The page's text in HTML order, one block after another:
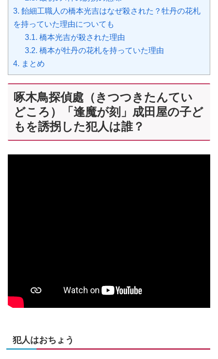
3. 飴細工職人の橋本光吉はなぜ殺された？牡丹の花札
を持っていた理由についても
3.1.
橋本光吉が殺された理由
3.2. 橋本が牡丹の花札を持っていた理由
4.
まとめ
啄木鳥探偵處（きつつきたんてい
どころ）「逢魔が刻」成田屋の子ど
もを誘拐した犯人は誰？
犯人はおちょう